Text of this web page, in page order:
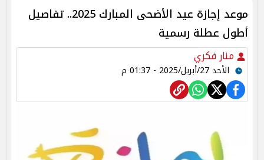
موعد إجازة عيد الأضحى المبارك 2025.. تفاصيل
أطول عطلة رسمية
منار فكري
الأحد 27/أبريل/2025 - 01:37 م